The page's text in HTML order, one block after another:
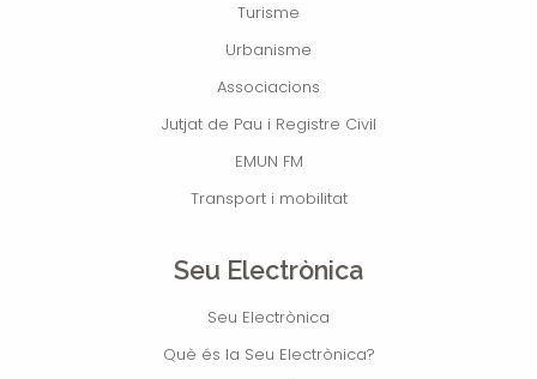
Turisme
Urbanisme
Associacions
Jutjat de Pau i Registre Civil
EMUN FM
Transport i mobilitat
Seu Electrònica
Seu Electrònica
Què és la Seu Electrònica?